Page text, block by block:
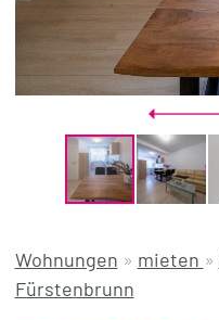
REFERENZEN
ÜBER UNS
WISSENSWERTES
FÜR KÄUFER
FÜR VERKÄUFER
Wohnungen » mieten »
Fürstenbrunn